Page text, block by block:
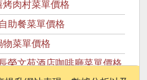
烤肉村菜單價格
助餐菜單價格
物菜單價格
榮文苑酒店咖啡廳菜單價格